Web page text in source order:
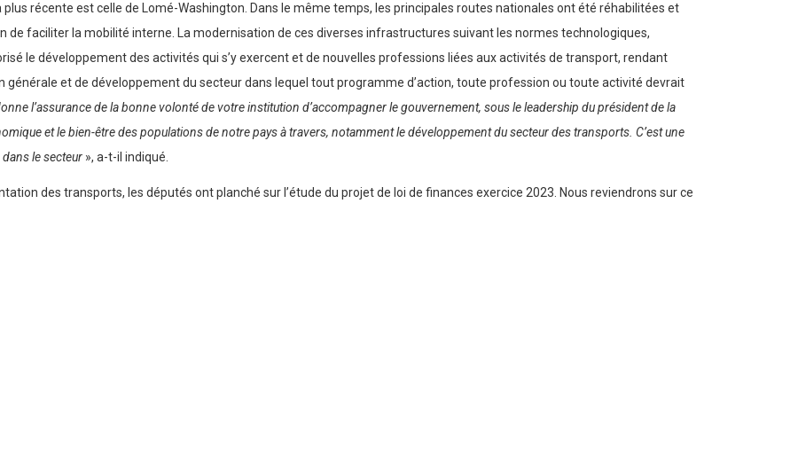
récente est celle de Lomé-Washington. Dans le même temps, les principales routes nationales ont été réhabilitées et
de faciliter la mobilité interne. La modernisation de ces diverses infrastructures suivant les normes technologiques,
le développement des activités qui s’y exercent et de nouvelles professions liées aux activités de transport, rendant
générale et de développement du secteur dans lequel tout programme d’action, toute profession ou toute activité devrait
l’assurance de la bonne volonté de votre institution d’accompagner le gouvernement, sous le leadership du président de la
et le bien-être des populations de notre pays à travers, notamment le développement du secteur des transports. C’est une
le secteur », a-t-il indiqué.
des transports, les députés ont planché sur l’étude du projet de loi de finances exercice 2023. Nous reviendrons sur ce